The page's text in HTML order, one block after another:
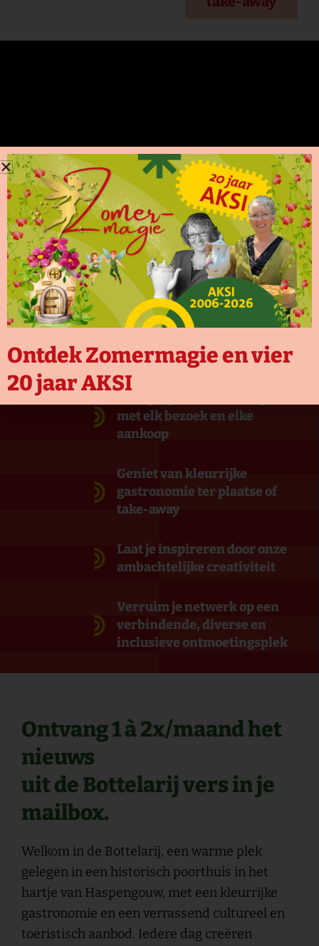
Waarom langskomen
in de Bottelarij?
We verwelkomen je in ons hartelijk
Haspengouws huis, de Bottelarij. Vertoef er in
gezelligheid en proef van de typische
streekgerechten en lekkere Limburgse bieren.
met elk bezoek en elke
aankoop
Geniet van kleurrijke
gastronomie ter plaatse of
take-away
Laat je inspireren door onze
ambachtelijke creativiteit
Verruim je netwerk op een
verbindende, diverse en
inclusieve ontmoetingsplek
Ontvang 1 à 2x/maand het
nieuws
uit de Bottelarij vers in je
mailbox.
Welkom in de Bottelarij, een warme plek
gelegen in een historisch poorthuis in het
hartje van Haspengouw, met een kleurrijke
gastronomie en een verrassend cultureel en
toeristisch aanbod. Iedere dag creëren
Ontdek Zomermagie en vier
20 jaar AKSI